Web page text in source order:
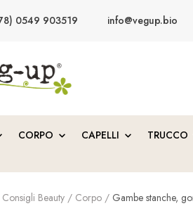
0549 903519 info@vegup.bio
CORPO CAPELLI TRUCCO
Consigli Beauty / Corpo / Gambe stanche,